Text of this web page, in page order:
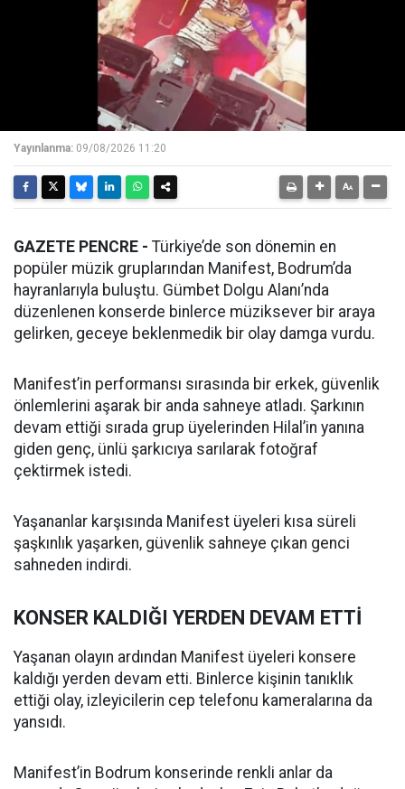
Yayınlanma: 09/08/2026 11:20
GAZETE PENCRE - Türkiye’de son dönemin en
popüler müzik gruplarından Manifest, Bodrum’da
hayranlarıyla buluştu. Gümbet Dolgu Alanı’nda
düzenlenen konserde binlerce müziksever bir araya
gelirken, geceye beklenmedik bir olay damga vurdu.
Manifest’in performansı sırasında bir erkek, güvenlik
önlemlerini aşarak bir anda sahneye atladı. Şarkının
devam ettiği sırada grup üyelerinden Hilal’in yanına
giden genç, ünlü şarkıcıya sarılarak fotoğraf
çektirmek istedi.
Yaşananlar karşısında Manifest üyeleri kısa süreli
şaşkınlık yaşarken, güvenlik sahneye çıkan genci
sahneden indirdi.
KONSER KALDIĞI YERDEN DEVAM ETTİ
Yaşanan olayın ardından Manifest üyeleri konsere
kaldığı yerden devam etti. Binlerce kişinin tanıklık
ettiği olay, izleyicilerin cep telefonu kameralarına da
yansıdı.
Manifest’in Bodrum konserinde renkli anlar da